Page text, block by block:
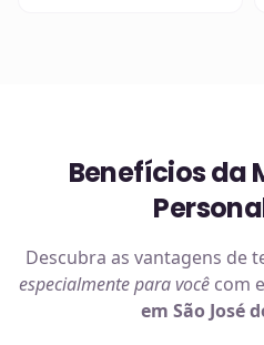
Benefícios da
Descubra as vantagens de
especialmente para você com
em São José